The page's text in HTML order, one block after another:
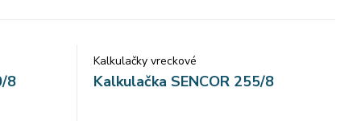
8
Kalkulačky vreckové
Kalkulačka SENCOR 255/8